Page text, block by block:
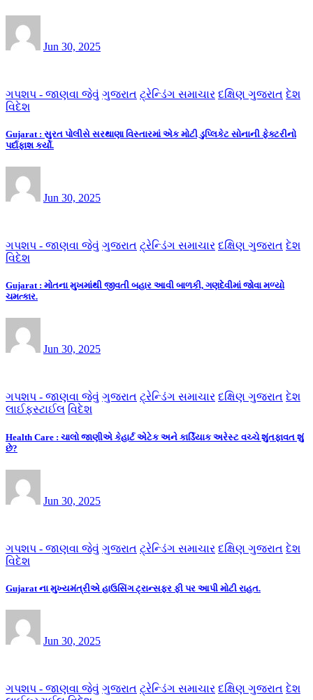
Jun 30, 2025
ગપશપ - જાણવા જેવું ગુજરાત ટ્રેન્ડિંગ સમાચાર દક્ષિણ ગુજરાત દેશ
વિદેશ
Gujarat : સુરત પોલીસે સરથાણા વિસ્તારમાં એક મોટી ડુપ્લિકેટ સોનાની ફેક્ટરીનો
પર્દાફાશ કર્યો.
Jun 30, 2025
ગપશપ - જાણવા જેવું ગુજરાત ટ્રેન્ડિંગ સમાચાર દક્ષિણ ગુજરાત દેશ
વિદેશ
Gujarat : મોતના મુખમાંથી જીવતી બહાર આવી બાળકી, ગણદેવીમાં જોવા મળ્યો
ચમત્કાર.
Jun 30, 2025
ગપશપ - જાણવા જેવું ગુજરાત ટ્રેન્ડિંગ સમાચાર દક્ષિણ ગુજરાત દેશ
લાઈફસ્ટાઈલ વિદેશ
Health Care : ચાલો જાણીએ કેહાર્ટ એટેક અને કાર્ડિયાક અરેસ્ટ વચ્ચે શુંતફાવત શું
છે?
Jun 30, 2025
ગપશપ - જાણવા જેવું ગુજરાત ટ્રેન્ડિંગ સમાચાર દક્ષિણ ગુજરાત દેશ
વિદેશ
Gujarat ના મુખ્યમંત્રીએ હાઉસિંગ ટ્રાન્સફર ફી પર આપી મોટી રાહત.
Jun 30, 2025
ગપશપ - જાણવા જેવું ગુજરાત ટ્રેન્ડિંગ સમાચાર દક્ષિણ ગુજરાત દેશ